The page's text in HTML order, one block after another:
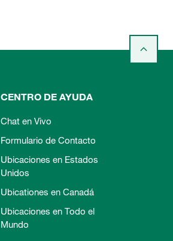
CENTRO DE AYUDA
Chat en Vivo
Formulario de Contacto
Ubicaciones en Estados
Unidos
Ubicationes en Canadá
Ubicaciones en Todo el
Mundo